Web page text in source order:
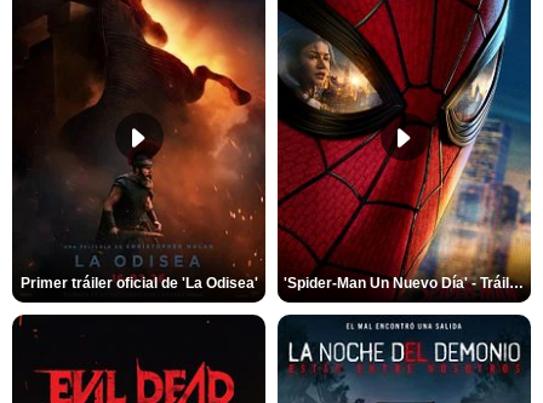
Primer tráiler oficial de 'La Odisea' 'Spider-Man Un Nuevo Día' - Tráiler oficial subtitulado